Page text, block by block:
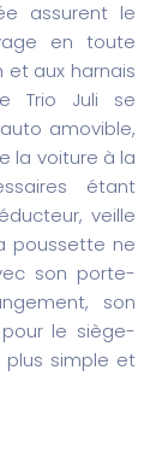
assurent le
en toute
aux harnais
Trio Juli se
amovible,
la voiture à la
étant
veille
poussette ne
son porte-
son
le siège-
plus simple et